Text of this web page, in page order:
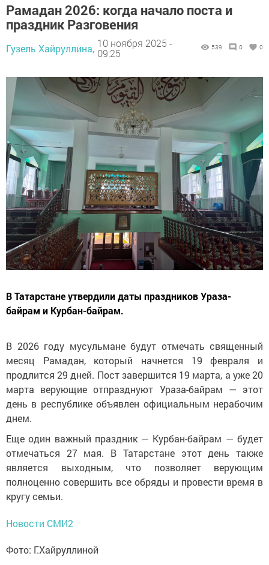
Рамадан 2026: когда начало поста и
праздник Разговения
Гузель Хайруллина, 10 ноября 2025 -
09:25
539 0 0
В Татарстане утвердили даты праздников Ураза-
байрам и Курбан-байрам.
В 2026 году мусульмане будут отмечать священный
месяц Рамадан, который начнется 19 февраля и
продлится 29 дней. Пост завершится 19 марта, а уже 20
марта верующие отпразднуют Ураза-байрам — этот
день в республике объявлен официальным нерабочим
днем.
Еще один важный праздник — Курбан-байрам — будет
отмечаться 27 мая. В Татарстане этот день также
является выходным, что позволяет верующим
полноценно совершить все обряды и провести время в
кругу семьи.
Новости СМИ2
Фото: Г.Хайруллиной